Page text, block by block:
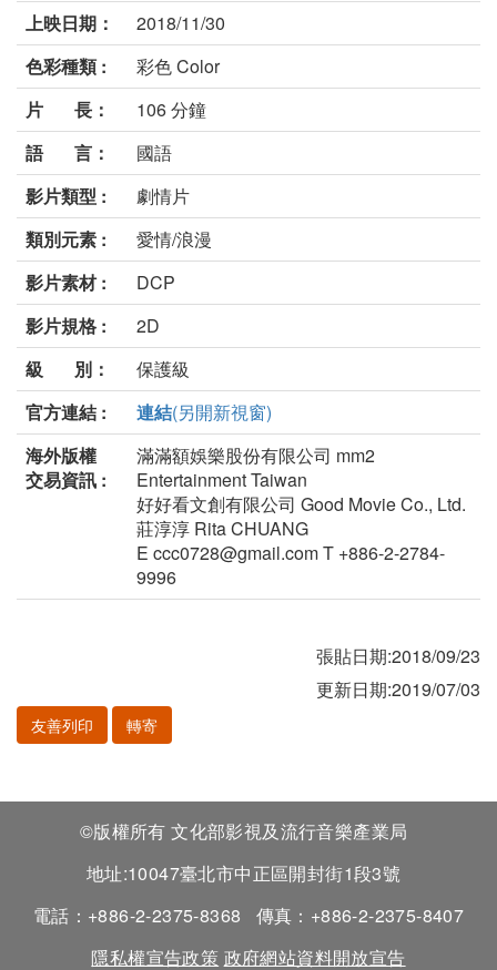
上映日期：
2018/11/30
色彩種類 :
彩色 Color
片 長：
106 分鐘
語 言：
國語
影片類型 :
劇情片
類別元素 :
愛情/浪漫
影片素材 :
DCP
影片規格 :
2D
級 別：
保護級
官方連結 :
連結(另開新視窗)
海外版權
交易資訊 :
滿滿額娛樂股份有限公司 mm2
Entertainment Taiwan
好好看文創有限公司 Good Movie Co., Ltd.
莊淳淳 Rita CHUANG
E ccc0728@gmail.com T +886-2-2784-
9996
張貼日期:2018/09/23
更新日期:2019/07/03
友善列印 轉寄
©版權所有 文化部影視及流行音樂產業局
地址:10047臺北市中正區開封街1段3號
電話：+886-2-2375-8368
傳真：+886-2-2375-8407
隱私權宣告政策 政府網站資料開放宣告